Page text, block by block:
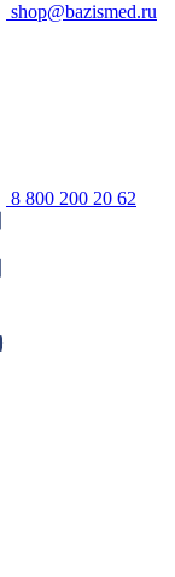
shop@bazismed.ru
8 800 200 20 62